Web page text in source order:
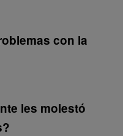
con la
les molestó